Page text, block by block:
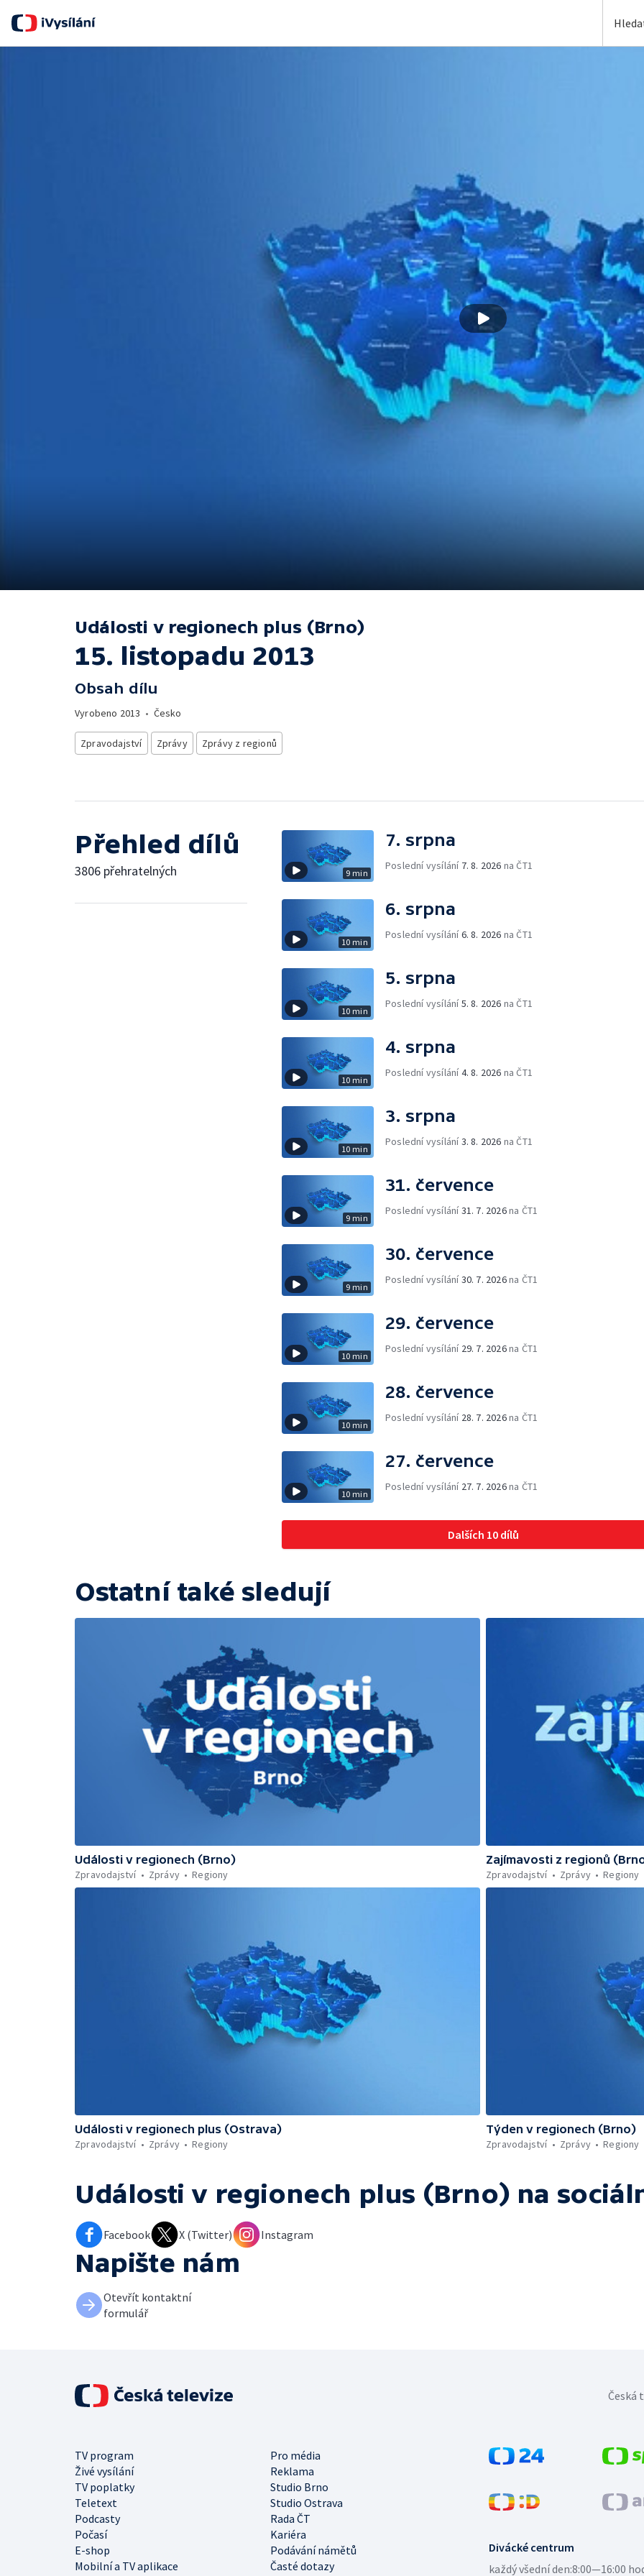
Události v regionech plus (Brno)
15. listopadu 2013
Obsah dílu
Vyrobeno 2013 • Česko
Zpravodajství Zprávy Zprávy z regionů
Přehled dílů
3806 přehratelných 9 min
7. srpna
Poslední vysílání 7. 8. 2026 na ČT1
10 min
6. srpna
Poslední vysílání6. 8. 2026 na ČT1
10 min
5. srpna
Poslední vysílání5. 8. 2026 na ČT1
10 min
4. srpna
Poslední vysílání4. 8. 2026 na ČT1
10 min
3. srpna
Poslední vysílání3. 8. 2026 na ČT1
9 min
31. července
Poslední vysílání31. 7. 2026na ČT1
9 min
30. července
Poslední vysílání30. 7. 2026na ČT1
10 min
29. července
Poslední vysílání 29. 7. 2026na ČT1
10 min
28. července
Poslední vysílání 28. 7. 2026na ČT1
10 min
27. července
Poslední vysílání 27. 7. 2026na ČT1
Dalších 10 dílů
Ostatní také sledují
Události v regionech (Brno)
Zpravodajství
Zprávy Regiony
Zajímavosti z regionů
Zpravodajství
Zprávy Regiony
Události v regionech plus (Ostrava)
Zpravodajství
Zprávy Regiony
Týden v regionech (Brno)
Zpravodajství
Zprávy Regiony
Události v regionech plus (Brno) na
Facebook X (Twitter) Instagram
Napište nám
Otevřít kontaktní
formulář
Divácké centrum
každý všední den:8:00—16:00
TV program
Pro média
Živé vysílání
Reklama
TV poplatky
Studio Brno
Teletext
Studio Ostrava
Podcasty
Rada ČT
Počasí
Kariéra
E-shop
Podávání námětů
Mobilní a TV aplikace
Časté dotazy
Česká